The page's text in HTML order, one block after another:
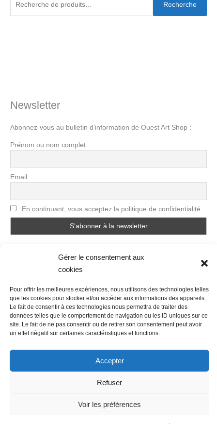
Gérer le consentement aux
cookies
Pour offrir les meilleures expériences, nous utilisons des technologies telles
que les cookies pour stocker et/ou accéder aux informations des appareils.
Le fait de consentir à ces technologies nous permettra de traiter des
données telles que le comportement de navigation ou les ID uniques sur ce
site. Le fait de ne pas consentir ou de retirer son consentement peut avoir
un effet négatif sur certaines caractéristiques et fonctions.
Accepter
Refuser
Voir les préférences
Recherche
Newsletter
Abonnez-vous au bulletin d'information de Ouest Art Shop :
Prénom ou nom complet
Email
En continuant, vous acceptez la politique de confidentialité
Nous contacter
Conditions Générales de Ventes
Politique de confidentialité
Mentions légales
Mon compte
Mot de passe perdu
Newsletter Politique de cookies (UE)